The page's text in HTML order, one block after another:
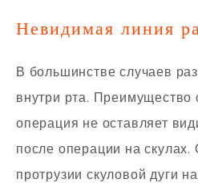
Невидимая линия
В большинстве случаев
внутри рта. Преимущество
операция не оставляет
после операции на
протрузии скуловой дуги